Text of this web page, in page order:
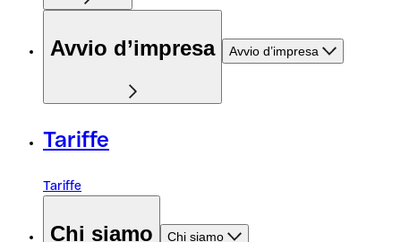
Avvio d’impresa Avvio d’impresa
Tariffe
Tariffe
Chi siamo Chi siamo